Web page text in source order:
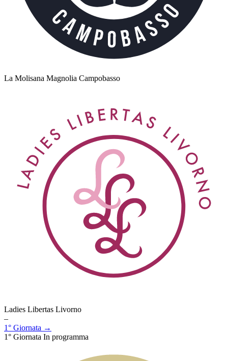
La Molisana Magnolia Campobasso
Ladies Libertas Livorno
–
1° Giornata →
1° Giornata In programma